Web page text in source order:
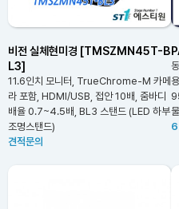
비전 실체현미경 [TMSZMN45T-B
L3]
11.6인치 모니터, TrueChrome-M 카메
라 포함, HDMI/USB, 접안 10배, 줌바디
배율 0.7~4.5배, BL3 스탠드 (LED 하부
조명스탠드)
견적문의